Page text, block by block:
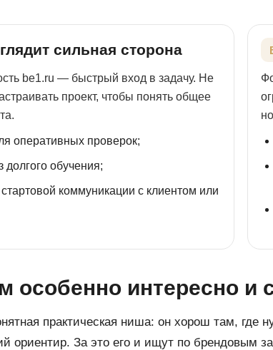
сильная сторона
be1.ru — быстрый вход в задачу. Не
проект, чтобы понять общее
оперативных проверок;
долгого обучения;
коммуникации с клиентом или
особенно интересно и
практическая ниша: он хорош там, где
ориентир. За это его и ищут по брендовым